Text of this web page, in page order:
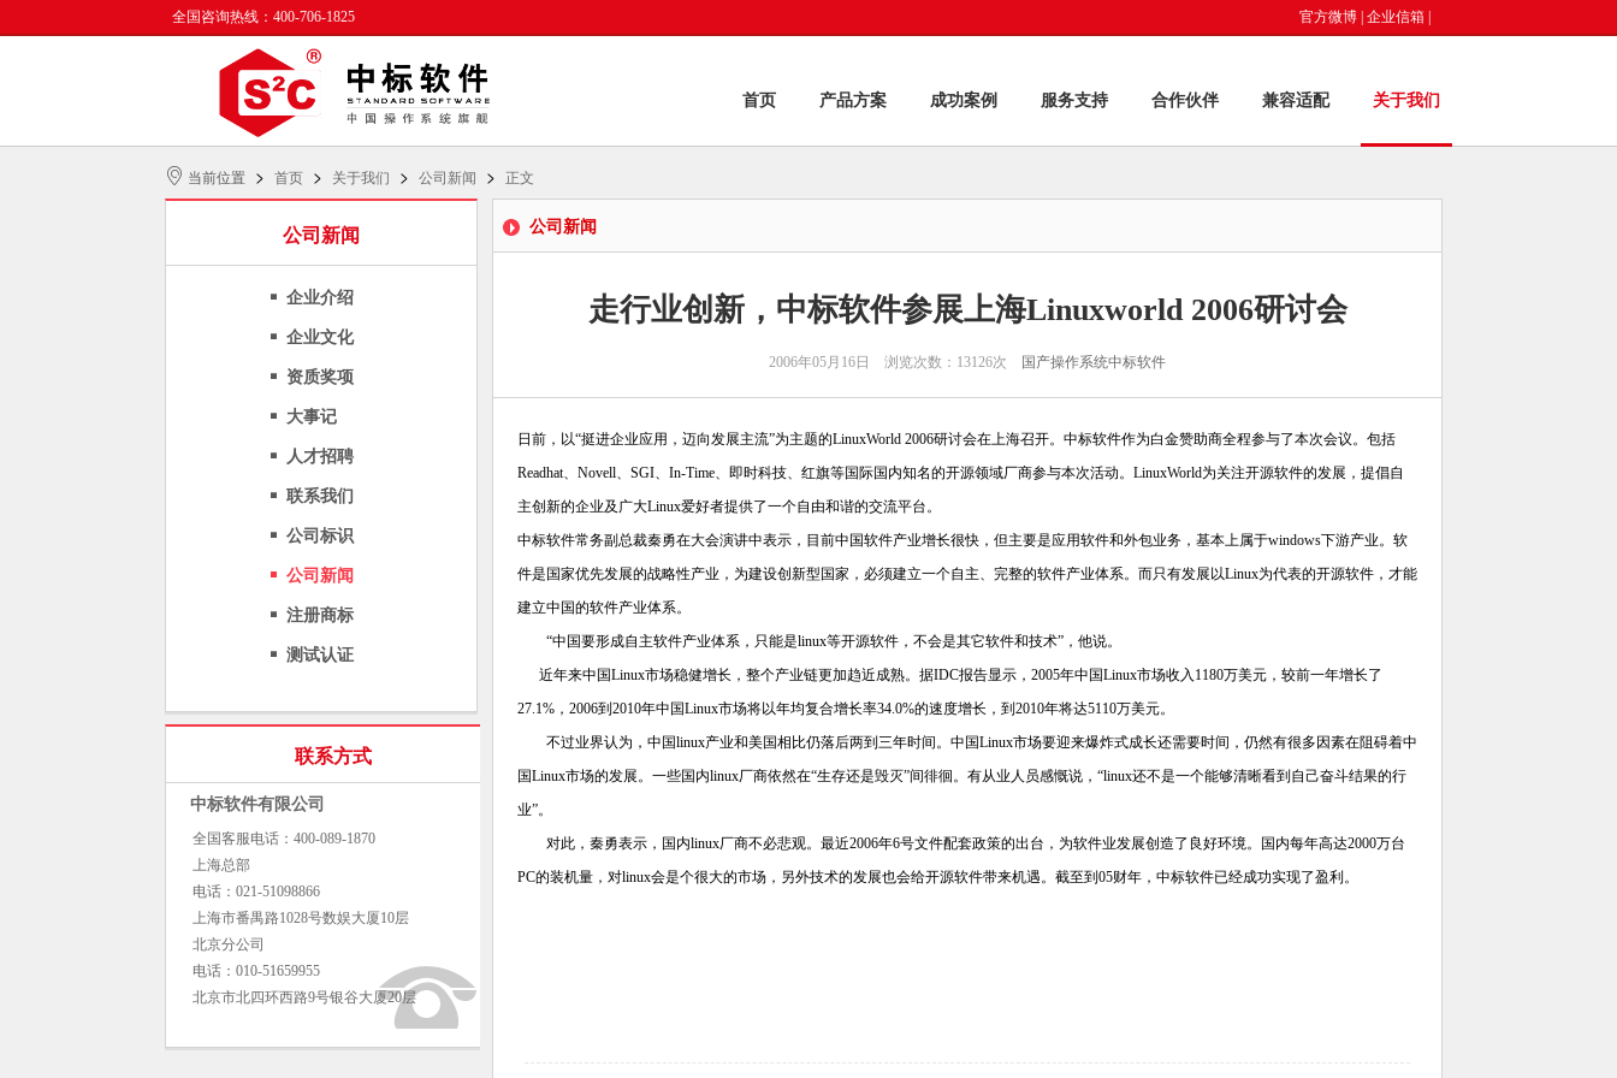
全国咨询热线：400-706-1825 官方微博 企业信箱
首页 产品方案 成功案例 服务支持 合作伙伴 兼容适配 关于我们
当前位置 > 首页 > 关于我们 > 公司新闻 > 正文
公司新闻
企业介绍
企业文化
资质奖项
大事记
人才招聘
联系我们
公司标识
公司新闻
注册商标
测试认证
联系方式
中标软件有限公司
全国客服电话：400-089-1870
上海总部
电话：021-51098866
上海市番禺路1028号数娱大厦10层
北京分公司
电话：010-51659955
北京市北四环西路9号银谷大厦20层
公司新闻
走行业创新，中标软件参展上海Linuxworld 2006研讨会
2006年05月16日 浏览次数：13126次 国产操作系统中标软件
日前，以“挺进企业应用，迈向发展主流”为主题的LinuxWorld 2006研讨会在上海召开。中标软件作为白金赞助商全程参与了本次会议。包括
Readhat、Novell、SGI、In-Time、即时科技、红旗等国际国内知名的开源领域厂商参与本次活动。LinuxWorld为关注开源软件的发展，提倡自
主创新的企业及广大Linux爱好者提供了一个自由和谐的交流平台。
中标软件常务副总裁秦勇在大会演讲中表示，目前中国软件产业增长很快，但主要是应用软件和外包业务，基本上属于windows下游产业。软
件是国家优先发展的战略性产业，为建设创新型国家，必须建立一个自主、完整的软件产业体系。而只有发展以Linux为代表的开源软件，才能
建立中国的软件产业体系。
“中国要形成自主软件产业体系，只能是linux等开源软件，不会是其它软件和技术”，他说。
近年来中国Linux市场稳健增长，整个产业链更加趋近成熟。据IDC报告显示，2005年中国Linux市场收入1180万美元，较前一年增长了
27.1%，2006到2010年中国Linux市场将以年均复合增长率34.0%的速度增长，到2010年将达5110万美元。
不过业界认为，中国linux产业和美国相比仍落后两到三年时间。中国Linux市场要迎来爆炸式成长还需要时间，仍然有很多因素在阻碍着中
国Linux市场的发展。一些国内linux厂商依然在“生存还是毁灭”间徘徊。有从业人员感慨说，“linux还不是一个能够清晰看到自己奋斗结果的行
业”。
对此，秦勇表示，国内linux厂商不必悲观。最近2006年6号文件配套政策的出台，为软件业发展创造了良好环境。国内每年高达2000万台
PC的装机量，对linux会是个很大的市场，另外技术的发展也会给开源软件带来机遇。截至到05财年，中标软件已经成功实现了盈利。